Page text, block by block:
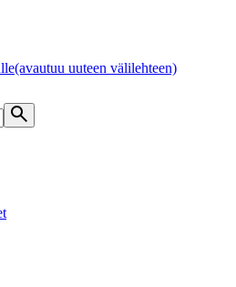
(avautuu uuteen välilehteen)